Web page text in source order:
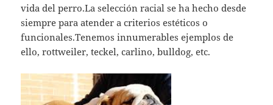
vida del perro.La selección racial se ha hecho desde
siempre para atender a criterios estéticos o
funcionales.Tenemos innumerables ejemplos de
ello, rottweiler, teckel, carlino, bulldog, etc.